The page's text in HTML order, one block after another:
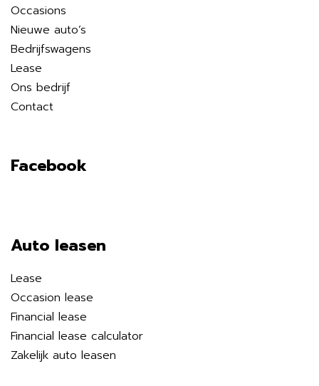
Occasions
Nieuwe auto’s
Bedrijfswagens
Lease
Ons bedrijf
Contact
Facebook
Auto leasen
Lease
Occasion lease
Financial lease
Financial lease calculator
Zakelijk auto leasen